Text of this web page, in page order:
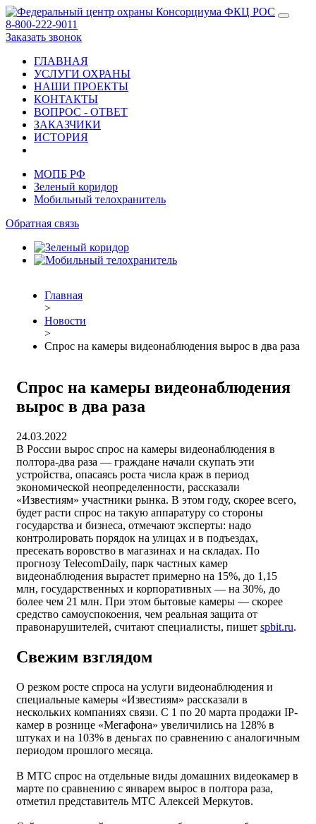
8-800-222-9011
Заказать звонок
ГЛАВНАЯ
УСЛУГИ ОХРАНЫ
НАШИ ПРОЕКТЫ
КОНТАКТЫ
ВОПРОС - ОТВЕТ
ЗАКАЗЧИКИ
ИСТОРИЯ
МОПБ РФ
Зеленый коридор
Мобильный телохранитель
Обратная связь
Главная
>
Новости
>
Спрос на камеры видеонаблюдения вырос в два раза
Спрос на камеры видеонаблюдения
вырос в два раза
24.03.2022
В России вырос спрос на камеры видеонаблюдения в
полтора-два раза — граждане начали скупать эти
устройства, опасаясь роста числа краж в период
экономической неопределенности, рассказали
«Известиям» участники рынка. В этом году, скорее всего,
будет расти спрос на такую аппаратуру со стороны
государства и бизнеса, отмечают эксперты: надо
контролировать порядок на улицах и в подъездах,
пресекать воровство в магазинах и на складах. По
прогнозу TelecomDaily, парк частных камер
видеонаблюдения вырастет примерно на 15%, до 1,15
млн, государственных и корпоративных — на 30%, до
более чем 21 млн. При этом бытовые камеры — скорее
средство самоуспокоения, чем реальная защита от
правонарушителей, считают специалисты, пишет spbit.ru.
Свежим взглядом
О резком росте спроса на услуги видеонаблюдения и
специальные камеры «Известиям» рассказали в
нескольких компаниях связи. С 1 по 20 марта продажи IP-
камер в рознице «Мегафона» увеличились на 128% в
штуках и на 103% в деньгах по сравнению с аналогичным
периодом прошлого месяца.
В МТС спрос на отдельные виды домашних видеокамер в
марте по сравнению с январем вырос в полтора раза,
отметил представитель МТС Алексей Меркутов.